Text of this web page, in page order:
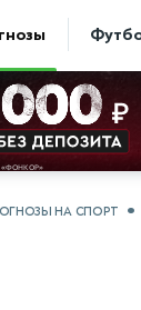
НА СПОРТ